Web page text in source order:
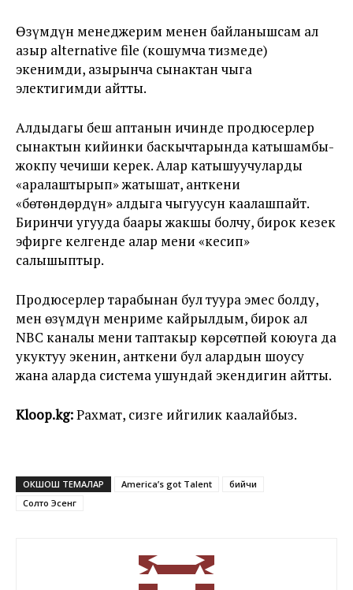
Өзүмдүн менеджерим менен байланышсам ал
азыр alternative file (кошумча тизмеде)
экенимди, азырынча сынактан чыга
электигимди айтты.
Алдыдагы беш аптанын ичинде продюсерлер
сынактын кийинки баскычтарында катышамбы-
жокпу чечиши керек. Алар катышуучуларды
«аралаштырып» жатышат, анткени
«бөтөндөрдүн» алдыга чыгуусун каалашпайт.
Биринчи угууда баары жакшы болчу, бирок кезек
эфирге келгенде алар мени «кесип»
салышыптыр.
Продюсерлер тарабынан бул туура эмес болду,
мен өзүмдүн менриме кайрылдым, бирок ал
NBC каналы мени таптакыр көрсөтпөй коюуга да
укуктуу экенин, анткени бул алардын шоусу
жана аларда система ушундай экендигин айтты.
Kloop.kg:Рахмат, сизге ийгилик каалайбыз.
ОКШОШ ТЕМАЛАР America’s got Talent
бийчи
Солто Эсенг